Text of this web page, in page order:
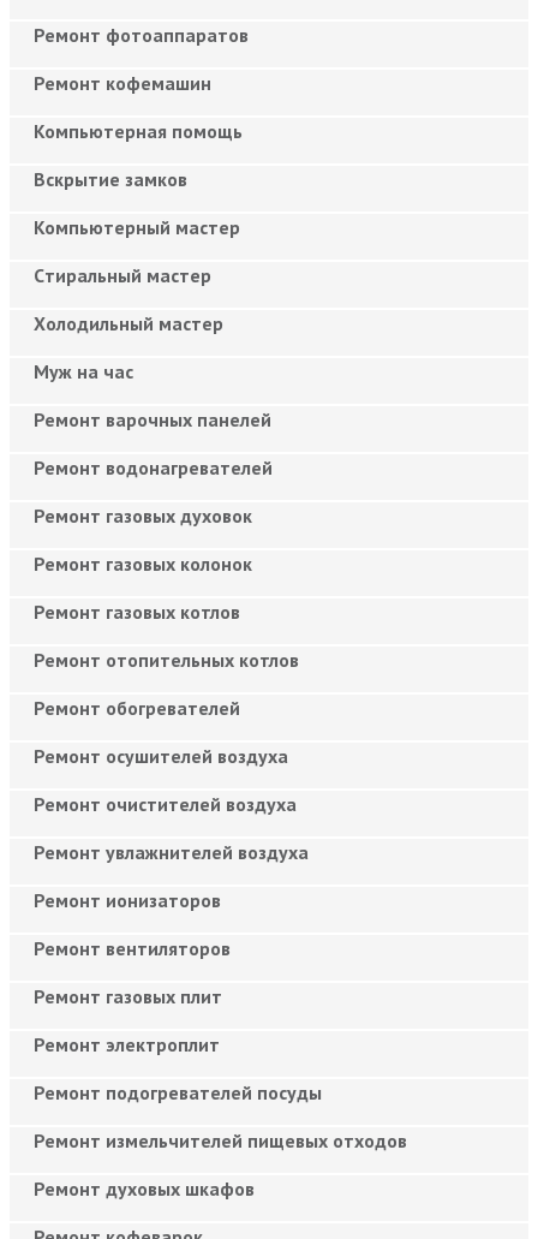
Ремонт фотоаппаратов
Ремонт кофемашин
Компьютерная помощь
Вскрытие замков
Компьютерный мастер
Cтиральный мастер
Холодильный мастер
Муж на час
Ремонт варочных панелей
Ремонт водонагревателей
Ремонт газовых духовок
Ремонт газовых колонок
Ремонт газовых котлов
Ремонт отопительных котлов
Ремонт обогревателей
Ремонт осушителей воздуха
Ремонт очистителей воздуха
Ремонт увлажнителей воздуха
Ремонт ионизаторов
Ремонт вентиляторов
Ремонт газовых плит
Ремонт электроплит
Ремонт подогревателей посуды
Ремонт измельчителей пищевых отходов
Ремонт духовых шкафов